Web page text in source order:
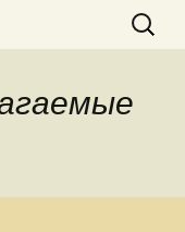
писателя,
Найти: